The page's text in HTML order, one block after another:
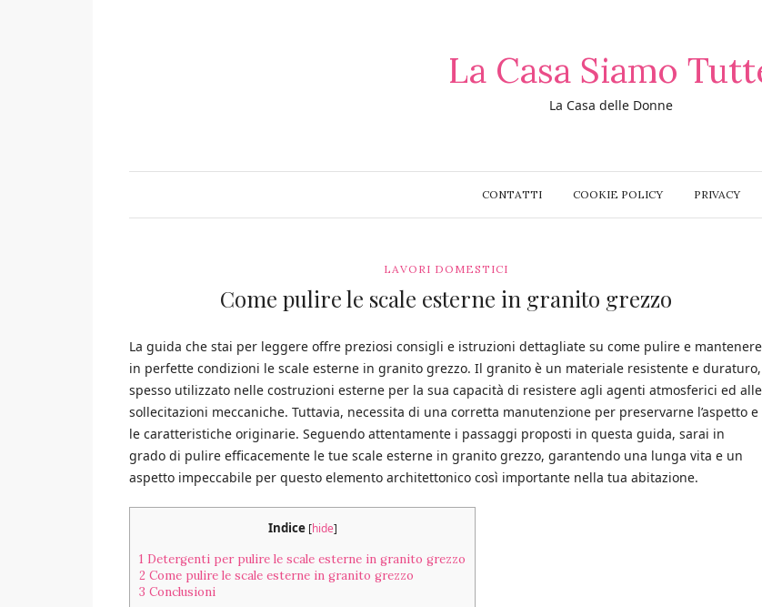
La Casa Siamo
La Casa delle Donne
CONTATTI COOKIE POLICY PRIVACY
LAVORI DOMESTICI
Come pulire le scale esterne in granito grezzo
La guida che stai per leggere offre preziosi consigli e istruzioni dettagliate su come pulire e mantenere
in perfette condizioni le scale esterne in granito grezzo. Il granito è un materiale resistente e duraturo,
spesso utilizzato nelle costruzioni esterne per la sua capacità di resistere agli agenti atmosferici ed alle
sollecitazioni meccaniche. Tuttavia, necessita di una corretta manutenzione per preservarne l’aspetto e
le caratteristiche originarie. Seguendo attentamente i passaggi proposti in questa guida, sarai in
grado di pulire efficacemente le tue scale esterne in granito grezzo, garantendo una lunga vita e un
aspetto impeccabile per questo elemento architettonico così importante nella tua abitazione.
Indice [hide]
1 Detergenti per pulire le scale esterne in granito grezzo
2 Come pulire le scale esterne in granito grezzo
3 Conclusioni